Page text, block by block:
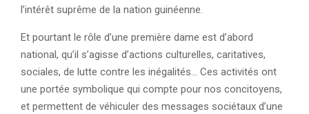
l’intérêt suprême de la nation guinéenne.
Et pourtant le rôle d’une première dame est d’abord
national, qu’il s’agisse d’actions culturelles, caritatives,
sociales, de lutte contre les inégalités… Ces activités ont
une portée symbolique qui compte pour nos concitoyens,
et permettent de véhiculer des messages sociétaux d’une